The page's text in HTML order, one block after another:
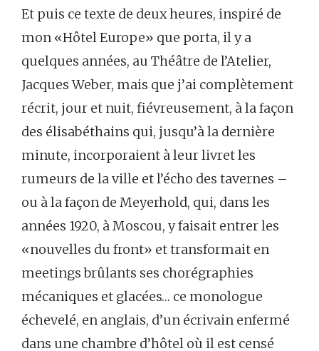
Et puis ce texte de deux heures, inspiré de
mon «Hôtel Europe» que porta, il y a
quelques années, au Théâtre de l’Atelier,
Jacques Weber, mais que j’ai complètement
récrit, jour et nuit, fiévreusement, à la façon
des élisabéthains qui, jusqu’à la dernière
minute, incorporaient à leur livret les
rumeurs de la ville et l’écho des tavernes –
ou à la façon de Meyerhold, qui, dans les
années 1920, à Moscou, y faisait entrer les
«nouvelles du front» et transformait en
meetings brûlants ses chorégraphies
mécaniques et glacées… ce monologue
échevelé, en anglais, d’un écrivain enfermé
dans une chambre d’hôtel où il est censé